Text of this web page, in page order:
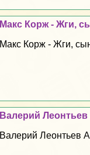
Макс Корж - Жги,
Макс Корж - Жги,
Валерий Леонтьев
Валерий Леонтьев